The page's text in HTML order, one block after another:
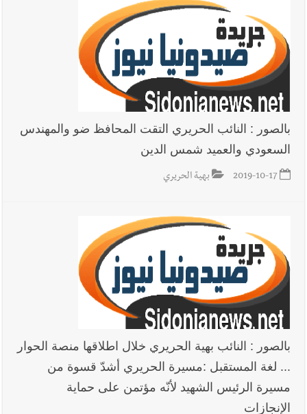
بالصور : النائب الحريري التقت المحافظ ضو والمهندس
السعودي والعميد شمس الدين
2019-10-17 بهية الحريري
بالصور : النائب بهية الحريري خلال اطلاقها منصة الحوار
... لغة المستقبل :مسيرة الحريري أشدّ قسوة من
مسيرة الرئيس الشهيد لأنّه مؤتمن على حماية
الإنجازات